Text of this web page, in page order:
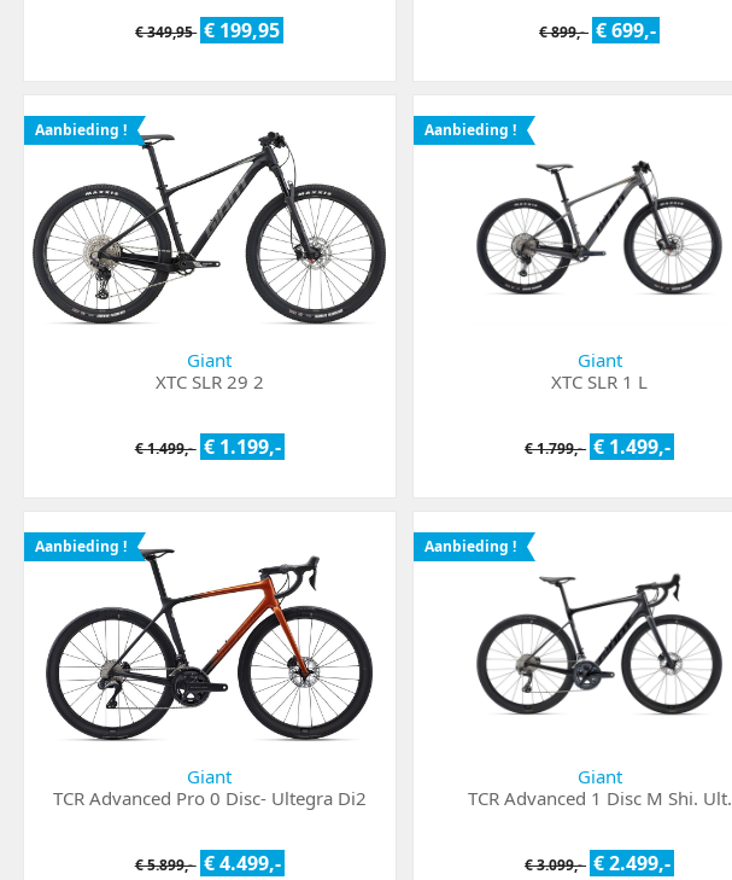
€ 349,95 € 199,95 € 899,- € 699,-
Giant
XTC SLR 29 2
€ 1.499,- € 1.199,-
Aanbieding !
Giant
XTC SLR 1 L
€ 1.799,- € 1.499,-
Aanbieding !
Giant
TCR Advanced Pro 0 Disc- Ultegra Di2
€ 5.899,- € 4.499,-
Aanbieding !
Giant
TCR Advanced 1 Disc M Shi. Ult.
€ 3.099,- € 2.499,-
Aanbieding !